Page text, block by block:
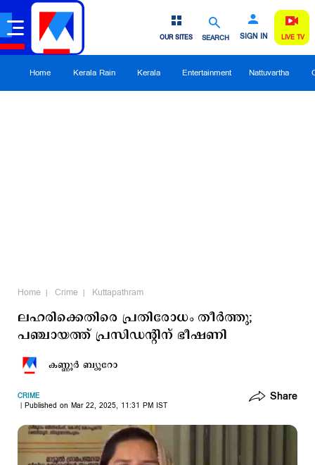
SEARCH SIGN IN
OUR SITES LIVE TV
Home Kerala Rain Kerala Entertainment Nattuvartha
Home Crime Kuttapathram
ലഹരിക്കെതിരെ പ്രതിരോധം തീര്‍ത്തു;
പഞ്ചായത്ത് പ്രസിഡന്‍റിന് ഭീഷണി
കണ്ണൂര്‍ ബ്യൂറോ
CRIME
Published on Mar 22, 2025, 11:31 PM IST
Share